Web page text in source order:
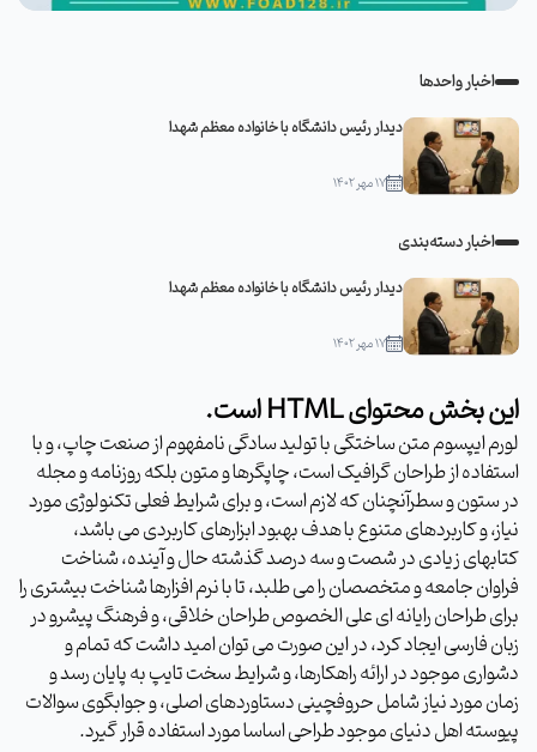
اخبار واحدها
دیدار رئیس دانشگاه با خانواده معظم شهدا
۱۷ مهر ۱۴۰۲
اخبار دسته‌بندی
دیدار رئیس دانشگاه با خانواده معظم شهدا
۱۷ مهر ۱۴۰۲
این بخش محتوای HTML است.
لورم ایپسوم متن ساختگی با تولید سادگی نامفهوم از صنعت چاپ، و با
استفاده از طراحان گرافیک است، چاپگرها و متون بلکه روزنامه و مجله
در ستون و سطرآنچنان که لازم است، و برای شرایط فعلی تکنولوژی مورد
نیاز، و کاربردهای متنوع با هدف بهبود ابزارهای کاربردی می باشد،
کتابهای زیادی در شصت و سه درصد گذشته حال و آینده، شناخت
فراوان جامعه و متخصصان را می طلبد، تا با نرم افزارها شناخت بیشتری را
برای طراحان رایانه ای علی الخصوص طراحان خلاقی، و فرهنگ پیشرو در
زبان فارسی ایجاد کرد، در این صورت می توان امید داشت که تمام و
دشواری موجود در ارائه راهکارها، و شرایط سخت تایپ به پایان رسد و
زمان مورد نیاز شامل حروفچینی دستاوردهای اصلی، و جوابگوی سوالات
پیوسته اهل دنیای موجود طراحی اساسا مورد استفاده قرار گیرد.